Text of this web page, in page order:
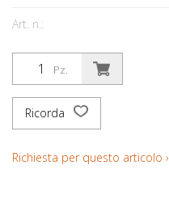
Art. n.:
Pz.
Ricorda
Richiesta per questo articolo ›